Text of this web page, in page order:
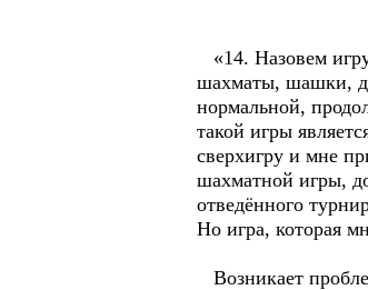
«14. Назовем
шахматы, шашки,
нормальной,
такой игры
сверхигру и мне
шахматной игры,
отведённого
Но игра, которая
Возникает